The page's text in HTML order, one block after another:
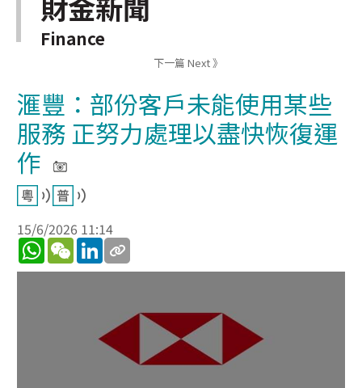
Finance
下一篇 Next 》
滙豐：部份客戶未能使用某些
服務 正努力處理以盡快恢復運
作
15/6/2026 11:14
WhatsApp
WeChatLinkedIn